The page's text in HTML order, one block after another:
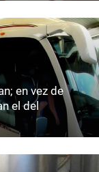
en vez de
el del